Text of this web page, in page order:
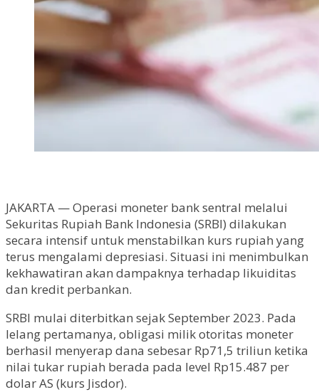
JAKARTA — Operasi moneter bank sentral melalui
Sekuritas Rupiah Bank Indonesia (SRBI) dilakukan
secara intensif untuk menstabilkan kurs rupiah yang
terus mengalami depresiasi. Situasi ini menimbulkan
kekhawatiran akan dampaknya terhadap likuiditas
dan kredit perbankan.
SRBI mulai diterbitkan sejak September 2023. Pada
lelang pertamanya, obligasi milik otoritas moneter
berhasil menyerap dana sebesar Rp71,5 triliun ketika
nilai tukar rupiah berada pada level Rp15.487 per
dolar AS (kurs Jisdor).